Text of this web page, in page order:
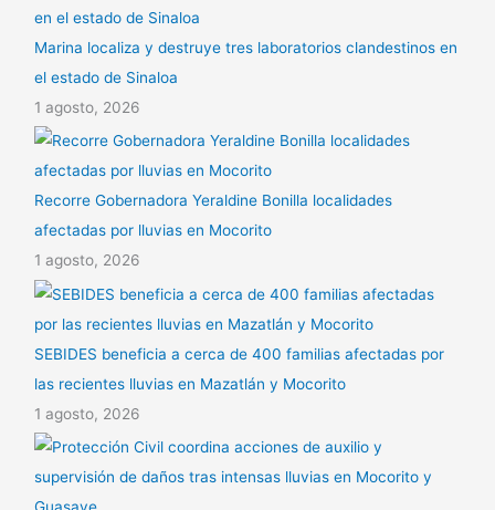
Marina localiza y destruye tres laboratorios clandestinos en
el estado de Sinaloa
1 agosto, 2026
Recorre Gobernadora Yeraldine Bonilla localidades
afectadas por lluvias en Mocorito
1 agosto, 2026
SEBIDES beneficia a cerca de 400 familias afectadas por
las recientes lluvias en Mazatlán y Mocorito
1 agosto, 2026